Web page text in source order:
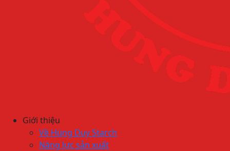
Giới thiệu
Về Hùng Duy Starch
Năng lực sản xuất